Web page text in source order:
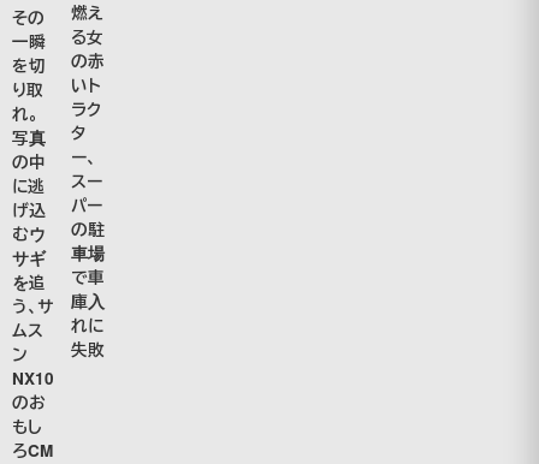
その
一瞬
を切
り取
れ。
写真
の中
に逃
げ込
むウ
サギ
を追
う、サ
ムス
ン
NX10
のお
もし
ろCM
燃え
る女
の赤
いト
ラク
タ
ー、
スー
パー
の駐
車場
で車
庫入
れに
失敗